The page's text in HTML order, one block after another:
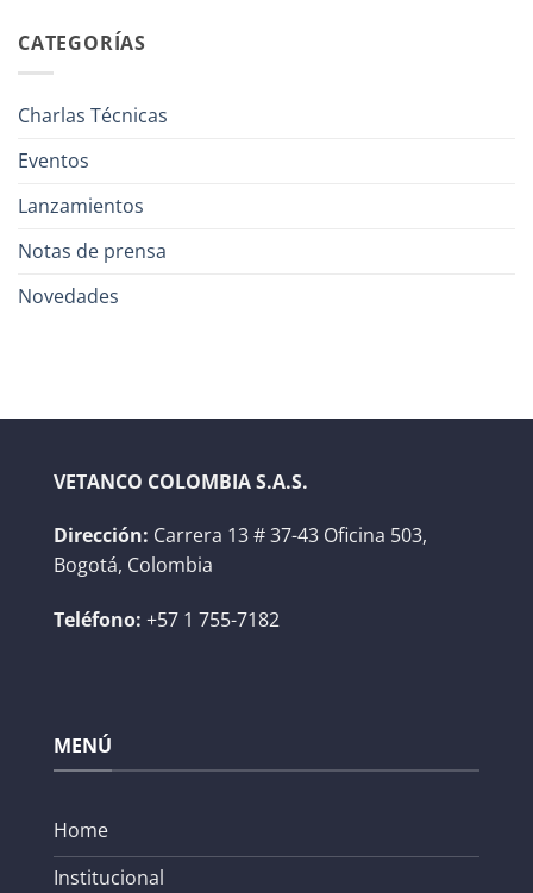
CATEGORÍAS
Charlas Técnicas
Eventos
Lanzamientos
Notas de prensa
Novedades
VETANCO COLOMBIA S.A.S.
Dirección: Carrera 13 # 37-43 Oficina 503,
Bogotá, Colombia
Teléfono: +57 1 755-7182
MENÚ
Home
Institucional